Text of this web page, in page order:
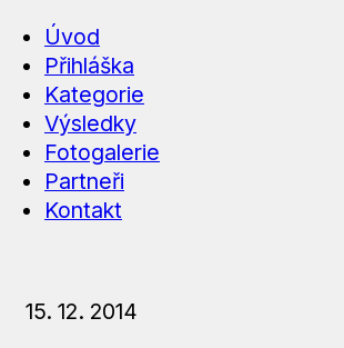
Úvod
Přihláška
Kategorie
Výsledky
Fotogalerie
Partneři
Kontakt
15. 12. 2014